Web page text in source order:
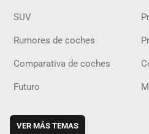
SUV
Rumores de coches
Comparativa de coches
Futuro
VER MÁS TEMAS